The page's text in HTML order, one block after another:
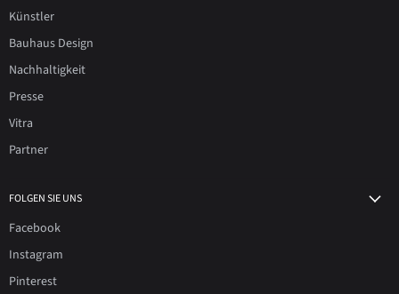
Künstler
Bauhaus Design
Nachhaltigkeit
Presse
Vitra
Partner
FOLGEN SIE UNS
Facebook
Instagram
Pinterest